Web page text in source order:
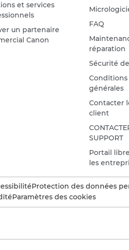
et services
un partenaire
Canon
FAQ
réparation
Sécurité
générales
Contacter
client
SUPPORT
Portail
les
Protection des données
Paramètres des cookies